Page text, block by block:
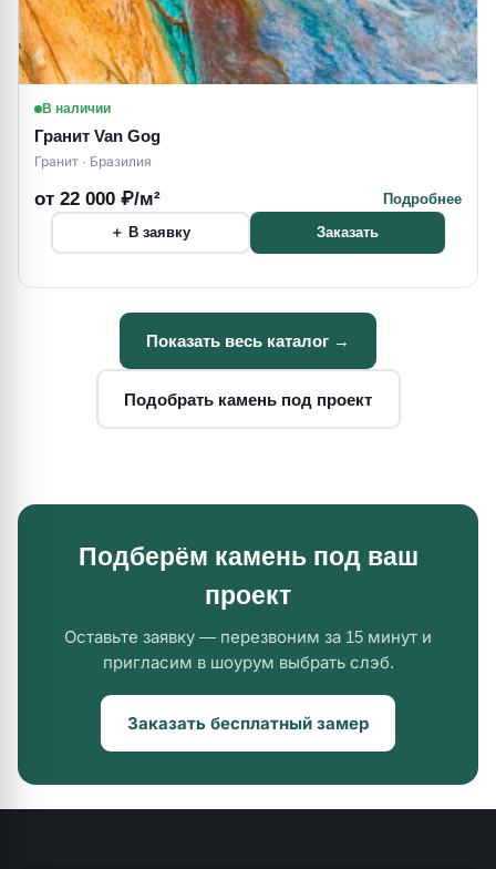
В наличии
Гранит Van Gog
Гранит · Бразилия
от 22 000 ₽/м² Подробнее
＋ В заявку Заказать
Показать весь каталог →
Подобрать камень под проект
Подберём камень под ваш
проект
Оставьте заявку — перезвоним за 15 минут и
пригласим в шоурум выбрать слэб.
Заказать бесплатный замер